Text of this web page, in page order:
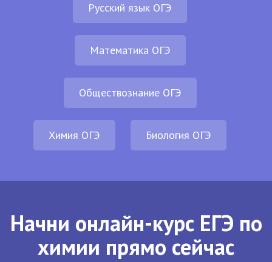
Русский язык ОГЭ
Математика ОГЭ
Обществознание ОГЭ
Химия ОГЭ Биология ОГЭ
Начни онлайн-курс ЕГЭ по
химии прямо сейчас